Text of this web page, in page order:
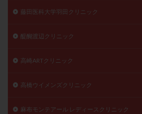
藤田医科大学羽田クリニック
醍醐渡辺クリニック
高崎ARTクリニック
高橋ウイメンズクリニック
麻布モンテアール レディースクリニック